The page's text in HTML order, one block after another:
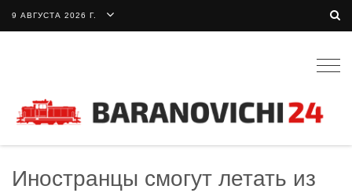
9 АВГУСТА 2026 Г.
Иностранцы смогут летать из